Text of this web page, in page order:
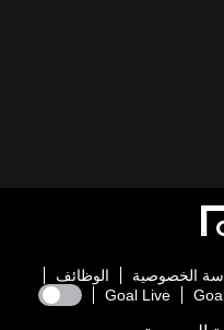
الخصوصية
الوظائف
Goal Live